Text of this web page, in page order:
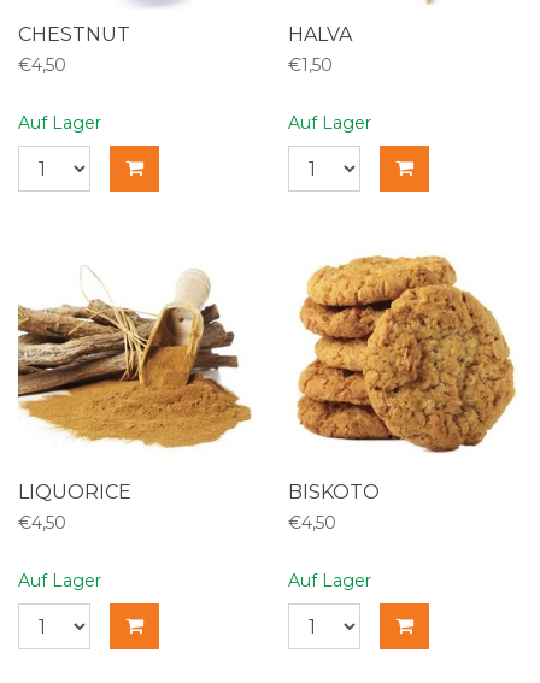
CHESTNUT
€4,50
Auf Lager
HALVA
€1,50
Auf Lager
LIQUORICE
€4,50
Auf Lager
BISKOTO
€4,50
Auf Lager